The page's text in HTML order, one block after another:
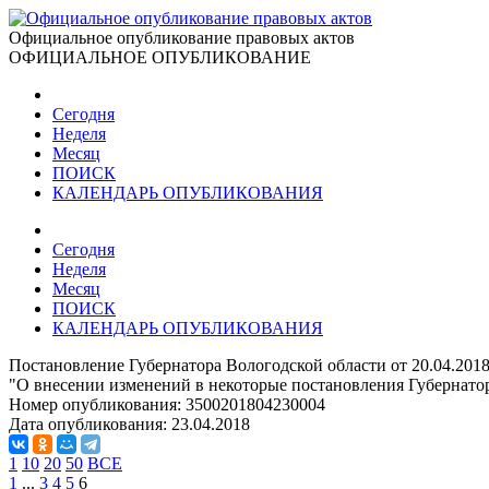
Официальное опубликование правовых актов
ОФИЦИАЛЬНОЕ ОПУБЛИКОВАНИЕ
Сегодня
Неделя
Месяц
ПОИСК
КАЛЕНДАРЬ ОПУБЛИКОВАНИЯ
Сегодня
Неделя
Месяц
ПОИСК
КАЛЕНДАРЬ ОПУБЛИКОВАНИЯ
Постановление Губернатора Вологодской области от
"О внесении изменений в некоторые постановления
Номер опубликования: 3500201804230004
Дата опубликования: 23.04.2018
1 10 20 50 ВСЕ
1 ... 3 4 5 6